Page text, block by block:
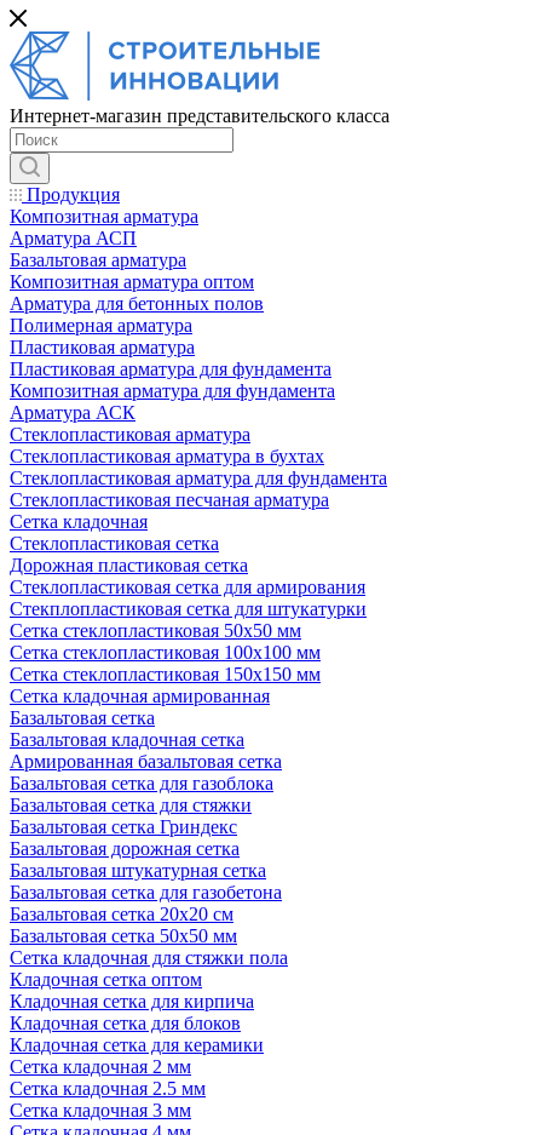
Интернет-магазин представительского класса
Продукция
Композитная арматура
Арматура АСП
Базальтовая арматура
Композитная арматура оптом
Арматура для бетонных полов
Полимерная арматура
Пластиковая арматура
Пластиковая арматура для фундамента
Композитная арматура для фундамента
Арматура АСК
Cтеклопластиковая арматура
Стеклопластиковая арматура в бухтах
Стеклопластиковая арматура для фундамента
Стеклопластиковая песчаная арматура
Сетка кладочная
Стеклопластиковая сетка
Дорожная пластиковая сетка
Стеклопластиковая сетка для армирования
Стекплопластиковая сетка для штукатурки
Сетка стеклопластиковая 50x50 мм
Сетка стеклопластиковая 100x100 мм
Сетка стеклопластиковая 150x150 мм
Сетка кладочная армированная
Базальтовая сетка
Базальтовая кладочная сетка
Армированная базальтовая сетка
Базальтовая сетка для газоблока
Базальтовая сетка для стяжки
Базальтовая сетка Гриндекс
Базальтовая дорожная сетка
Базальтовая штукатурная сетка
Базальтовая сетка для газобетона
Базальтовая сетка 20x20 см
Базальтовая сетка 50x50 мм
Сетка кладочная для стяжки пола
Кладочная сетка оптом
Кладочная сетка для кирпича
Кладочная сетка для блоков
Кладочная сетка для керамики
Сетка кладочная 2 мм
Сетка кладочная 2.5 мм
Сетка кладочная 3 мм